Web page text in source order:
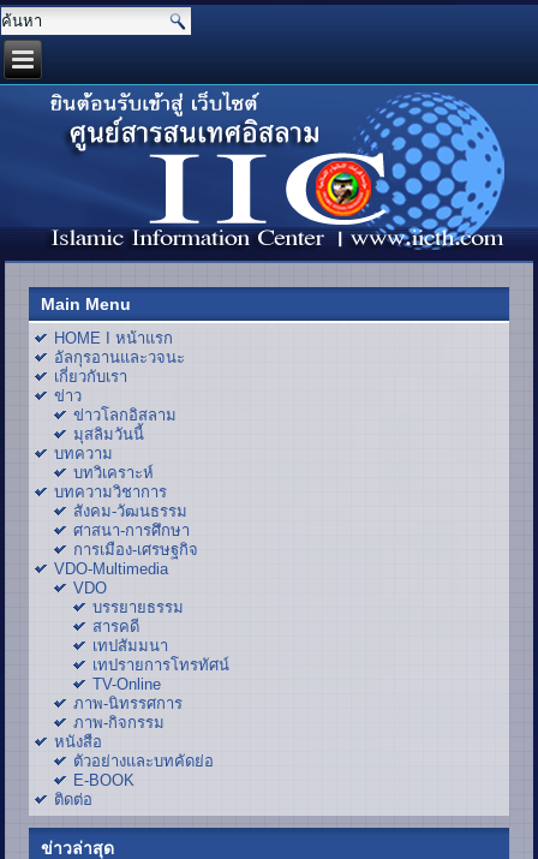
Main Menu
HOME I หน้าแรก
อัลกุรอานและวจนะ
เกี่ยวกับเรา
ข่าว
ข่าวโลกอิสลาม
มุสลิมวันนี้
บทความ
บทวิเคราะห์
บทความวิชาการ
สังคม-วัฒนธรรม
ศาสนา-การศึกษา
การเมือง-เศรษฐกิจ
VDO-Multimedia
VDO
บรรยายธรรม
สารคดี
เทปสัมมนา
เทปรายการโทรทัศน์
TV-Online
ภาพ-นิทรรศการ
ภาพ-กิจกรรม
หนังสือ
ตัวอย่างและบทคัดย่อ
E-BOOK
ติดต่อ
ข่าวล่าสุด